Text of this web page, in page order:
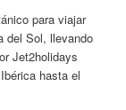
para viajar
del Sol, llevando
Jet2holidays
hasta el